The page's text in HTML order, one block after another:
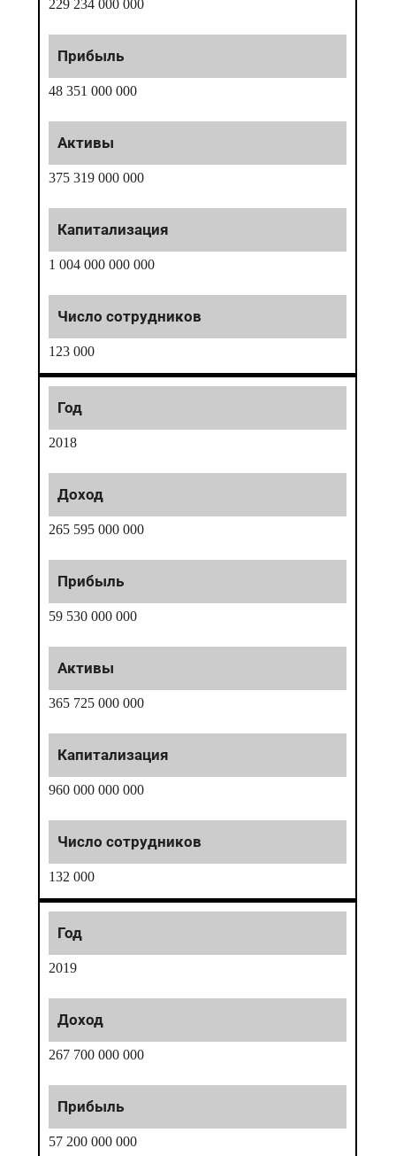
229 234 000 000
48 351 000 000
375 319 000 000
1 004 000 000 000
123 000
2018
265 595 000 000
59 530 000 000
365 725 000 000
960 000 000 000
132 000
2019
267 700 000 000
57 200 000 000